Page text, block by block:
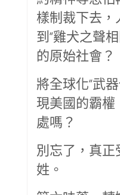
樣制裁下去，
到“雞犬之聲
的原始社會？
將全球化“武
現美國的霸權
處嗎？
別忘了，真
姓。